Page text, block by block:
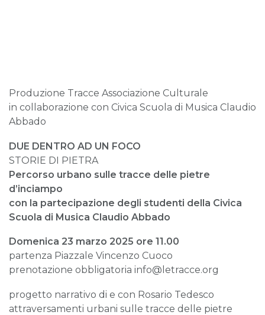
Produzione Tracce Associazione Culturale
in collaborazione con Civica Scuola di Musica Claudio
Abbado
DUE DENTRO AD UN FOCO
STORIE DI PIETRA
Percorso urbano sulle tracce delle pietre
d’inciampo
con la partecipazione degli studenti della Civica
Scuola di Musica Claudio Abbado
Domenica 23 marzo 2025 ore 11.00
partenza Piazzale Vincenzo Cuoco
prenotazione obbligatoria info@letracce.org
progetto narrativo di e con Rosario Tedesco
attraversamenti urbani sulle tracce delle pietre